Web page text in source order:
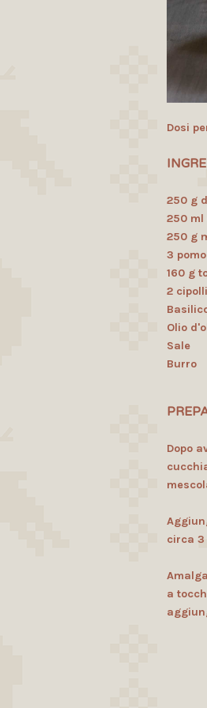
Dosi
250 g
250 ml
250 g
3
160 g
2
Olio
Sale
Burro
Dopo
circa 3
a